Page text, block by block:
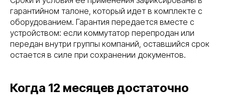
гарантийном талоне, который идет в комплекте с
оборудованием. Гарантия передается вместе с
устройством: если коммутатор перепродан или
передан внутри группы компаний, оставшийся срок
остается в силе при сохранении документов.
Когда 12 месяцев достаточно